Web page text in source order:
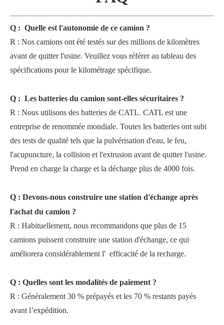
Q : Quelle est l'autonomie de ce camion ?
R : Nos camions ont été testés sur des millions de kilomètres
avant de quitter l'usine. Veuillez vous référer au tableau des
spécifications pour le kilométrage spécifique.
Q : Les batteries du camion sont-elles sécuritaires ?
R : Nous utilisons des batteries de CATL. CATL est une
entreprise de renommée mondiale. Toutes les batteries ont subi
des tests de qualité tels que la pulvérisation d'eau, le feu,
l'acupuncture, la collision et l'extrusion avant de quitter l'usine.
Prend en charge la charge et la décharge plus de 4000 fois.
Q : Devons-nous construire une station d'échange après
l'achat du camion ?
R : Habituellement, nous recommandons que plus de 15
camions puissent construire une station d'échange, ce qui
améliorera considérablement l' efficacité de la recharge.
Q : Quelles sont les modalités de paiement ?
R : Généralement 30 % prépayés et les 70 % restants payés
avant l’expédition.